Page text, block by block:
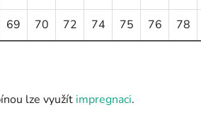
69 70 72 74 75 76 78
lze využít impregnaci.